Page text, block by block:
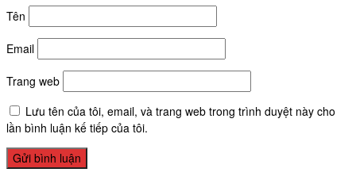
Tên
Email
Trang web
Lưu tên của tôi, email, và trang web trong trình duyệt này cho
lần bình luận kế tiếp của tôi.